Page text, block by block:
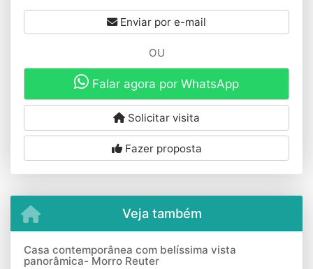
Enviar por e-mail
OU
Falar agora por WhatsApp
Solicitar visita
Fazer proposta
Veja também
Casa contemporânea com belíssima vista
panorâmica- Morro Reuter